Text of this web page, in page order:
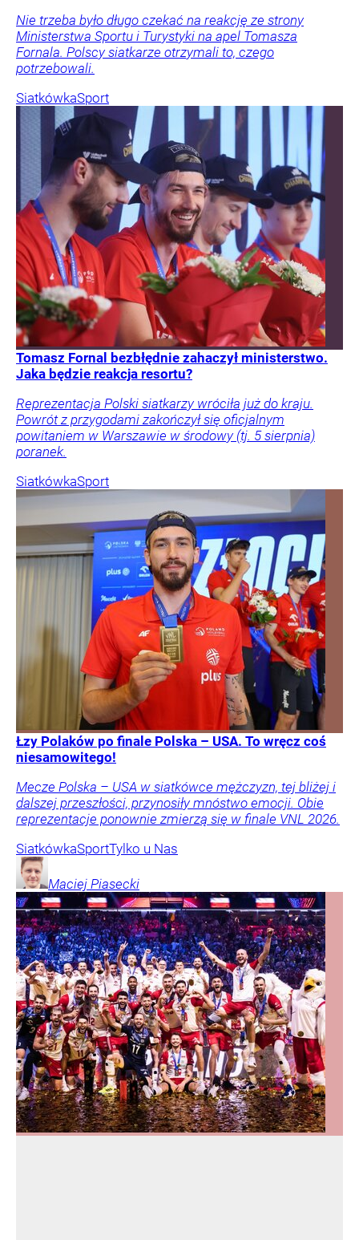
Nie trzeba było długo czekać na reakcję ze strony
Ministerstwa Sportu i Turystyki na apel Tomasza
Fornala. Polscy siatkarze otrzymali to, czego
potrzebowali.
SiatkówkaSport
Tomasz Fornal bezbłędnie zahaczył ministerstwo.
Jaka będzie reakcja resortu?
Reprezentacja Polski siatkarzy wróciła już do kraju.
Powrót z przygodami zakończył się oficjalnym
powitaniem w Warszawie w środowy (tj. 5 sierpnia)
poranek.
SiatkówkaSport
Łzy Polaków po finale Polska – USA. To wręcz coś
niesamowitego!
Mecze Polska – USA w siatkówce mężczyzn, tej bliżej i
dalszej przeszłości, przynosiły mnóstwo emocji. Obie
reprezentacje ponownie zmierzą się w finale VNL 2026.
SiatkówkaSportTylko u Nas
Maciej Piasecki